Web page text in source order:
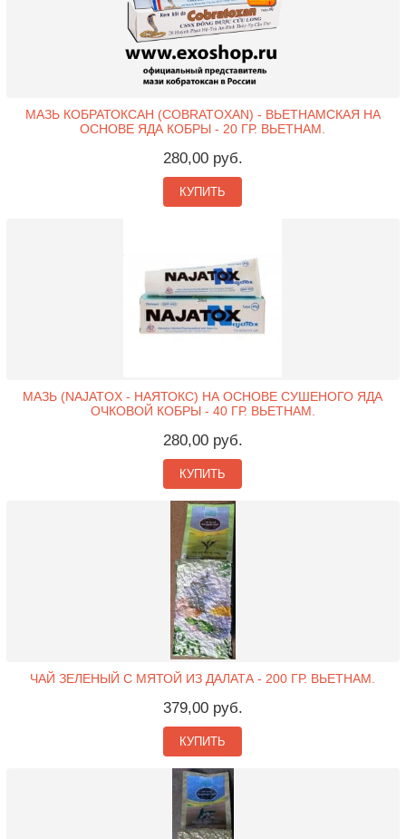
МАЗЬ КОБРАТОКСАН (COBRATOXAN) - ВЬЕТНАМСКАЯ НА
ОСНОВЕ ЯДА КОБРЫ - 20 ГР. ВЬЕТНАМ.
280,00 руб.
КУПИТЬ
МАЗЬ (NAJATOX - НАЯТОКС) НА ОСНОВЕ СУШЕНОГО ЯДА
ОЧКОВОЙ КОБРЫ - 40 ГР. ВЬЕТНАМ.
280,00 руб.
КУПИТЬ
ЧАЙ ЗЕЛЕНЫЙ С МЯТОЙ ИЗ ДАЛАТА - 200 ГР. ВЬЕТНАМ.
379,00 руб.
КУПИТЬ